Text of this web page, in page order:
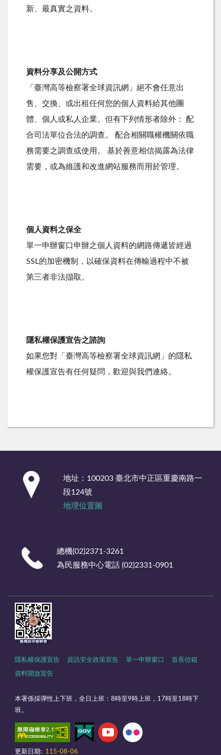
新、最真實之資料。
資料分享及公開方式
「臺灣高等檢察署全球資訊網」絕不會任意出
售、交換、或出租任何您的個人資料給其他團
體、個人或私人企業。但有下列情形者除外： 配
合司法單位合法的調查。 配合相關職權機關依職
務需要之調查或使用。 基於善意相信揭露為法律
需要，或為維護和改進網站服務而用於管理。
個人資料之保全
單一申辦窗口申辦之個人資料的網路傳遞皆經過
SSL的加密機制，以確保資料在傳輸過程中不被
第三者非法擷取。
隱私權保護宣告之諮詢
如果您對「臺灣高等檢察署全球資訊網」的隱私
權保護宣告有任何疑問，歡迎與我們連絡。
地址：100203 臺北市中正區重慶南路一
段124號
地理位置圖
總機(02)2371-3261
為民服務中心電話 (02)2331-0901
隱私權保護宣告 資訊安全政策宣告 單一申辦窗口 首長信箱
資料開放宣告
本署係採彈性上下班，全日上班：8時至9時上班，17時至18時下
班。
更新日期: 115-08-06